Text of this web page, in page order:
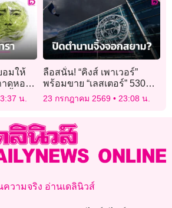
อมให้
ดหอม
ทิ้ง น.
ลือสนั่น! “คิงส์ เพาเวอร์”
พร้อมขาย “เลสเตอร์” 530
ล้านปอนด์
23 กรกฎาคม 2569 23:08 น.
ความจริง อ่านเดลินิวส์